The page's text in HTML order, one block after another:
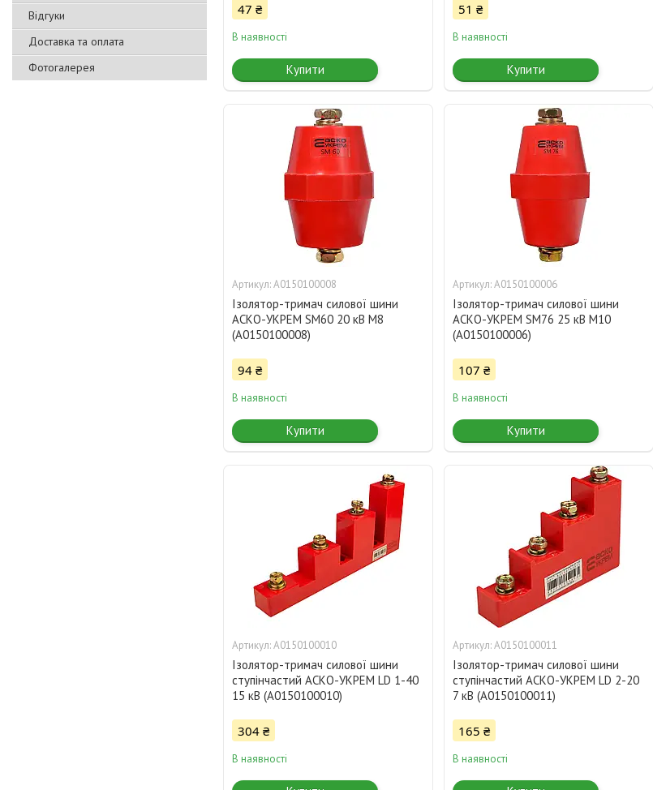
Відгуки
Доставка та оплата
Фотогалерея
47 ₴
В наявності
Купити
51 ₴
В наявності
Купити
A0150100008
Ізолятор-тримач силової шини
АСКО-УКРЕМ SM60 20 кВ M8
(A0150100008)
94 ₴
В наявності
Купити
A0150100006
Ізолятор-тримач силової шини
АСКО-УКРЕМ SM76 25 кВ M10
(A0150100006)
107 ₴
В наявності
Купити
A0150100010
Ізолятор-тримач силової шини
ступінчастий АСКО-УКРЕМ LD 1-40
15 кВ (A0150100010)
304 ₴
В наявності
A0150100011
Ізолятор-тримач силової шини
ступінчастий АСКО-УКРЕМ LD 2-20
7 кВ (A0150100011)
165 ₴
В наявності